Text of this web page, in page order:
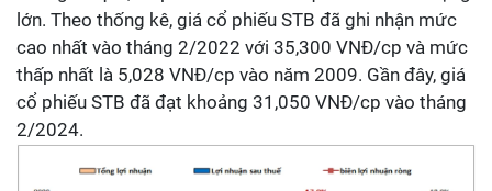
lớn. Theo thống kê, giá cổ phiếu STB đã ghi nhận mức
cao nhất vào tháng 2/2022 với 35,300 VNĐ/cp và mức
thấp nhất là 5,028 VNĐ/cp vào năm 2009. Gần đây, giá
cổ phiếu STB đã đạt khoảng 31,050 VNĐ/cp vào tháng
2/2024.